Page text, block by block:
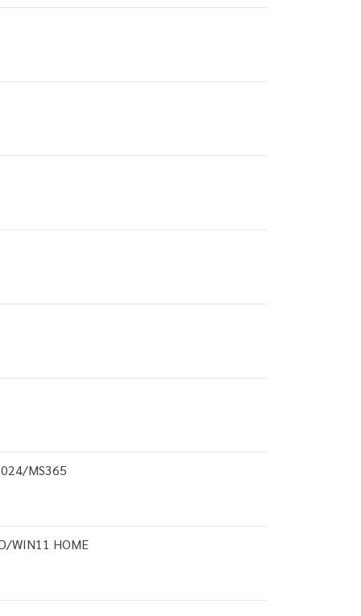
MS365
WIN11 HOME